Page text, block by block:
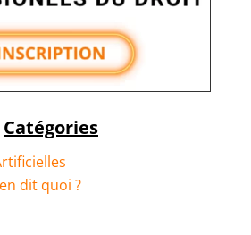
Catégories
dit quoi ?